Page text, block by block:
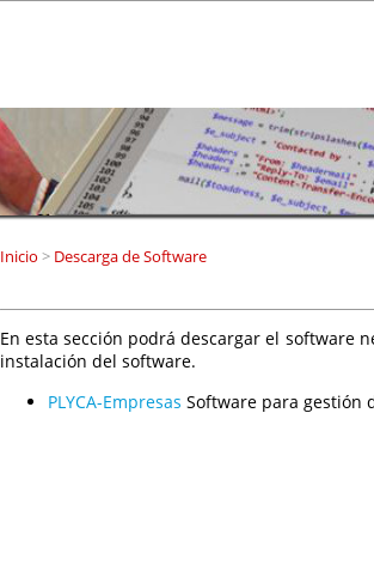
Inicio >Descarga de Software
En esta sección podrá descargar el software
instalación del software.
PLYCA-Empresas Software para gestión